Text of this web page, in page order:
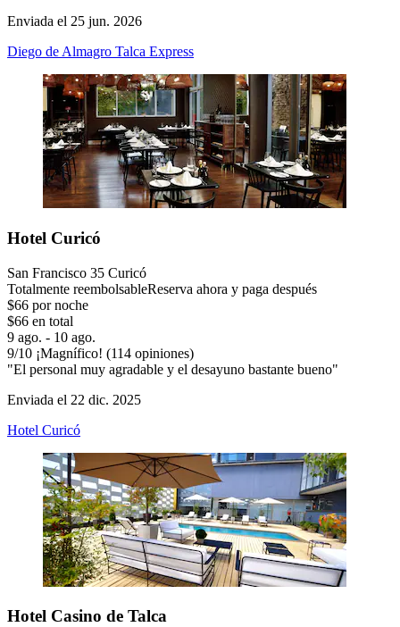
Enviada el 25 jun. 2026
Diego de Almagro Talca Express
Hotel Curicó
San Francisco 35 Curicó
Totalmente reembolsableReserva ahora y paga después
$66 por noche
$66 en total
9 ago. - 10 ago.
9/10 ¡Magnífico! (114 opiniones)
"El personal muy agradable y el desayuno bastante bueno"
Enviada el 22 dic. 2025
Hotel Curicó
Hotel Casino de Talca